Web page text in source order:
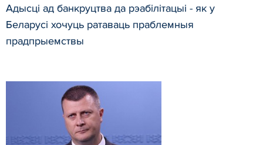
Адысці ад банкруцтва да рэабілітацыі - як у
Беларусі хочуць ратаваць праблемныя
прадпрыемствы